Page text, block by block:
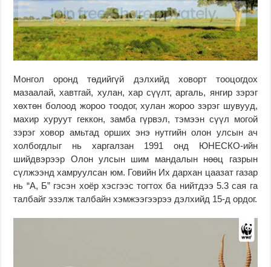
Монгол оронд төдийгүй дэлхийд ховорт тооцогдох
мазаалай, хавтгай, хулан, хар сүүлт, аргаль, янгир зэрэг
хөхтөн болоод жороо тоодог, хулан жороо зэрэг шувууд,
махир хуруут геккон, замба гүрвэл, тэмээн сүүл могой
зэрэг ховор амьтад орших энэ нутгийн олон улсын ач
холбогдлыг нь харгалзан 1991 онд ЮНЕСКО-ийн
шийдвэрээр Олон улсын шим мандалын нөөц газрын
сүлжээнд хамруулсан юм. Говийн Их дархан цаазат газар
нь “А, Б” гэсэн хоёр хэсгээс тогтох ба нийтдээ 5.3 сая га
талбайг эзэлж талбайн хэмжээгээрээ дэлхийд 15-д ордог.